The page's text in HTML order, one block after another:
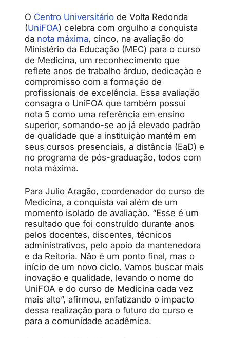
O Centro Universitário de Volta Redonda
(UniFOA) celebra com orgulho a conquista
da nota máxima, cinco, na avaliação do
Ministério da Educação (MEC) para o curso
de Medicina, um reconhecimento que
reflete anos de trabalho árduo, dedicação e
compromisso com a formação de
profissionais de excelência. Essa avaliação
consagra o UniFOA que também possui
nota 5 como uma referência em ensino
superior, somando-se ao já elevado padrão
de qualidade que a instituição mantém em
seus cursos presenciais, a distância (EaD) e
no programa de pós-graduação, todos com
nota máxima.
Para Julio Aragão, coordenador do curso de
Medicina, a conquista vai além de um
momento isolado de avaliação. “Esse é um
resultado que foi construído durante anos
pelos docentes, discentes, técnicos
administrativos, pelo apoio da mantenedora
e da Reitoria. Não é um ponto final, mas o
início de um novo ciclo. Vamos buscar mais
inovação e qualidade, levando o nome do
UniFOA e do curso de Medicina cada vez
mais alto”, afirmou, enfatizando o impacto
dessa realização para o futuro do curso e
para a comunidade acadêmica.